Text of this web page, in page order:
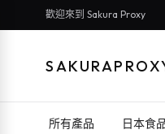
歡迎來到 Sakura Proxy
所有產品 日本食